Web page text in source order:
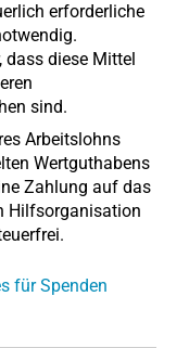
erforderliche
dass diese Mittel
sind.
Arbeitslohns
Wertguthabens
Zahlung auf das
Hilfsorganisation
für Spenden